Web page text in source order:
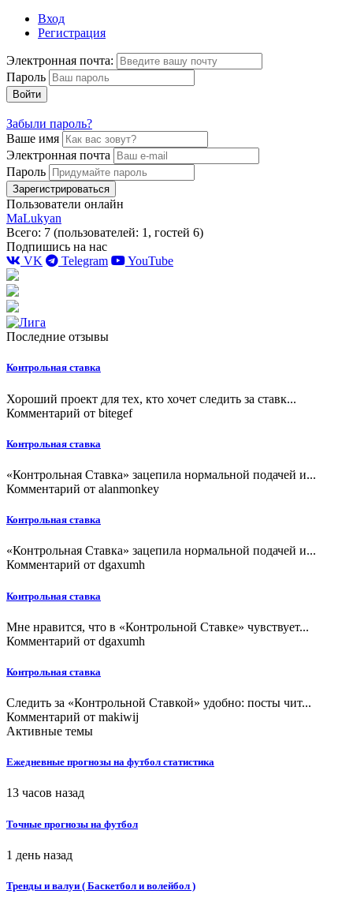
Вход
Регистрация
Электронная почта:
Пароль
Войти
Забыли пароль?
Ваше имя
Электронная почта
Пароль
Зарегистрироваться
Пользователи онлайн
MaLukyan
Всего: 7 (пользователей: 1, гостей 6)
Подпишись на нас
VK
Telegram YouTube
Последние отзывы
Контрольная ставка
Хороший проект для тех, кто хочет следить за ставк...
Комментарий от bitegef
Контрольная ставка
«Контрольная Ставка» зацепила нормальной подачей и...
Комментарий от alanmonkey
Контрольная ставка
«Контрольная Ставка» зацепила нормальной подачей и...
Комментарий от dgaxumh
Контрольная ставка
Мне нравится, что в «Контрольной Ставке» чувствует...
Комментарий от dgaxumh
Контрольная ставка
Следить за «Контрольной Ставкой» удобно: посты чит...
Комментарий от makiwij
Активные темы
Ежедневные прогнозы на футбол статистика
13 часов назад
Точные прогнозы на футбол
1 день назад
Тренды и валуи ( Баскетбол и волейбол )